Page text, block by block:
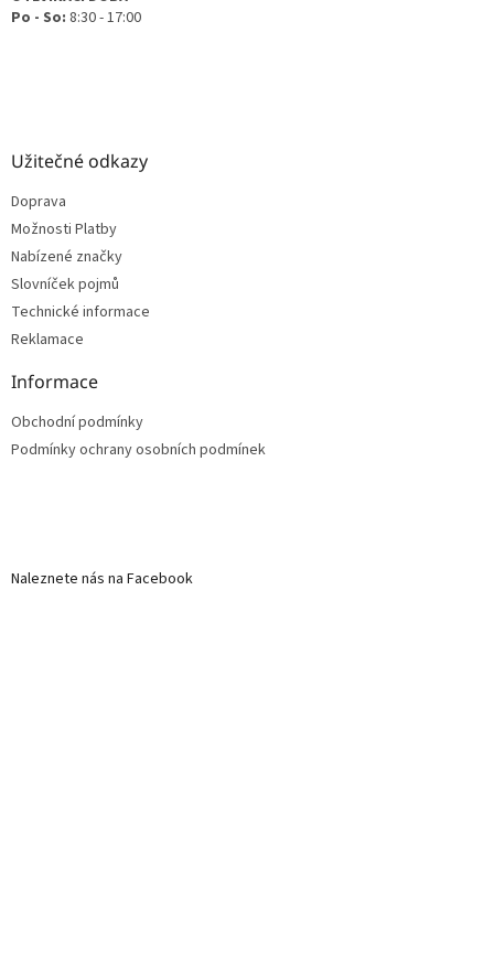
Po - So: 8:30 - 17:00
Užitečné odkazy
Doprava
Možnosti Platby
Nabízené značky
Slovníček pojmů
Technické informace
Reklamace
Informace
Obchodní podmínky
Podmínky ochrany osobních podmínek
Naleznete nás na Facebook